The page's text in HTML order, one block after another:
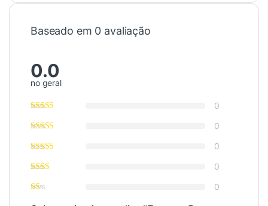
Baseado em 0 avaliação
0.0
no geral
0
0
0
0
0